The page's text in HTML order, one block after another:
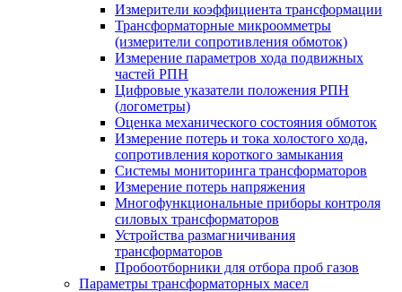
Измерители коэффициента трансформации
Трансформаторные микроомметры
(измерители сопротивления обмоток)
Измерение параметров хода подвижных
частей РПН
Цифровые указатели положения РПН
(логометры)
Оценка механического состояния обмоток
Измерение потерь и тока холостого хода,
сопротивления короткого замыкания
Системы мониторинга трансформаторов
Измерение потерь напряжения
Многофункциональные приборы контроля
силовых трансформаторов
Устройства размагничивания
трансформаторов
Пробоотборники для отбора проб газов
Параметры трансформаторных масел